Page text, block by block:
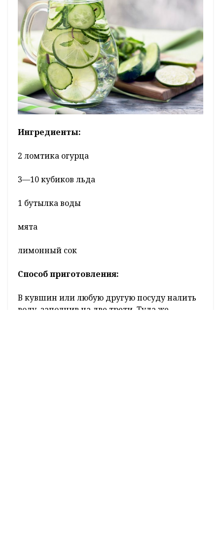
Ингредиенты:
2 ломтика огурца
3—10 кубиков льда
1 бутылка воды
мята
лимонный сок
Способ приготовления:
В кувшин или любую другую посуду налить
воду, заполнив на две трети. Туда же